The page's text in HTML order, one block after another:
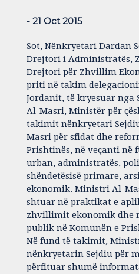
- 21 Oct 2015
Sot, Nënkryetari Dardan
Drejtori i Administratës,
Drejtori për Zhvillim
priti në takim
Jordanit, të kryesuar nga
Al-Masri, Ministër për
takimit nënkryetari
Masri për sfidat dhe
Prishtinës, në veçanti në
urban, administratës,
shëndetësisë primare,
ekonomik. Ministri Al-
shtuar në praktikat e
zhvillimit ekonomik dhe
publik në Komunën e
Në fund të takimit,
nënkryetarin Sejdiu për
përfituar shumë